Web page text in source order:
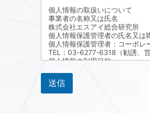
個人情報の取扱いについて
事業者の名称又は氏名
株式会社エスアイ総合研究所
個人情報保護管理者の氏名又は
個人情報保護管理者：コーポレ
TEL：03-6277-6318（勧誘、
個人情報の利用目的
個人情報の第三者への提供
法令に基づく場合を除いて、取
個人情報の委託
送信